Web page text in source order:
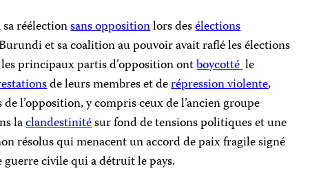
réélectionsans oppositionlors desélections
et sa coalition au pouvoir avait raflé les élections
principaux partis d’opposition ontboycottéle
de leurs membres et derépression violente,
l’opposition, y compris ceux de l’ancien groupe
laclandestinitésur fond de tensions politiques et une
résolus qui menacent un accord de paix fragile signé
guerre civile qui a détruit le pays.